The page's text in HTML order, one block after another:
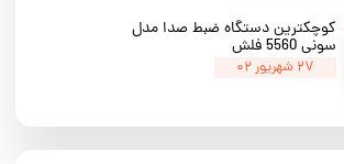
کوچکترین دستگاه ضبط صدا مدل
سونی 5560 فلش
۲۷ شهریور ۰۲